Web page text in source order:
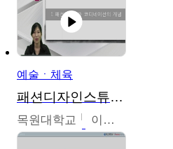
예술ㆍ체육
패션디자인스튜디오
목원대학교 이건희